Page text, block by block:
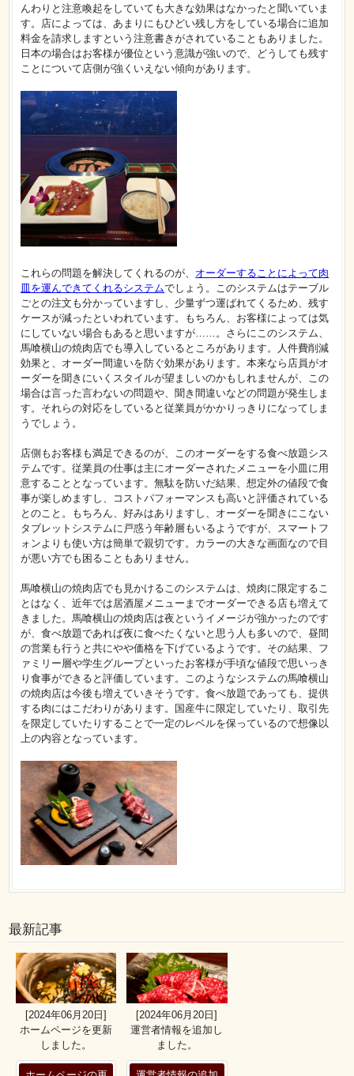
んわりと注意喚起をしていても大きな効果はなかったと聞いていま
す。店によっては、あまりにもひどい残し方をしている場合に追加
料金を請求しますという注意書きがされていることもありました。
日本の場合はお客様が優位という意識が強いので、どうしても残す
ことについて店側が強くいえない傾向があります。
これらの問題を解決してくれるのが、 オーダーすることによって肉
皿を運んできてくれるシステムでしょう。このシステムはテーブル
ごとの注文も分かっていますし、少量ずつ運ばれてくるため、残す
ケースが減ったといわれています。もちろん、お客様によっては気
にしていない場合もあると思いますが……。さらにこのシステム、
馬喰横山の焼肉店でも導入しているところがあります。人件費削減
効果と、オーダー間違いを防ぐ効果があります。本来なら店員がオ
ーダーを聞きにいくスタイルが望ましいのかもしれませんが、この
場合は言った言わないの問題や、聞き間違いなどの問題が発生しま
す。それらの対応をしていると従業員がかかりっきりになってしま
うでしょう。
店側もお客様も満足できるのが、このオーダーをする食べ放題シス
テムです。従業員の仕事は主にオーダーされたメニューを小皿に用
意することとなっています。無駄を防いだ結果、想定外の値段で食
事が楽しめますし、コストパフォーマンスも高いと評価されている
とのこと。もちろん、好みはありますし、オーダーを聞きにこない
タブレットシステムに戸惑う年齢層もいるようですが、スマートフ
ォンよりも使い方は簡単で親切です。カラーの大きな画面なので目
が悪い方でも困ることもありません。
馬喰横山の焼肉店でも見かけるこのシステムは、焼肉に限定するこ
とはなく、近年では居酒屋メニューまでオーダーできる店も増えて
きました。馬喰横山の焼肉店は夜というイメージが強かったのです
が、食べ放題であれば夜に食べたくないと思う人も多いので、昼間
の営業も行うと共にやや価格を下げているようです。その結果、フ
ァミリー層や学生グループといったお客様が手頃な値段で思いっき
り食事ができると評価しています。このようなシステムの馬喰横山
の焼肉店は今後も増えていきそうです。食べ放題であっても、提供
する肉にはこだわりがあります。国産牛に限定していたり、取引先
を限定していたりすることで一定のレベルを保っているので想像以
上の内容となっています。
最新記事
[2024年06月20日]
ホームページを更新
しました。
[2024年06月20日]
運営者情報を追加し
ました。